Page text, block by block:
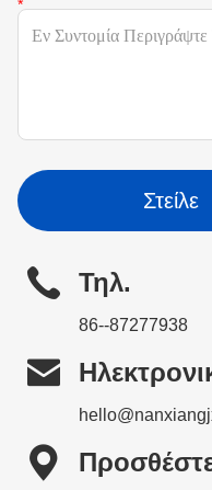
Στείλε
Τηλ.
86--87277938

